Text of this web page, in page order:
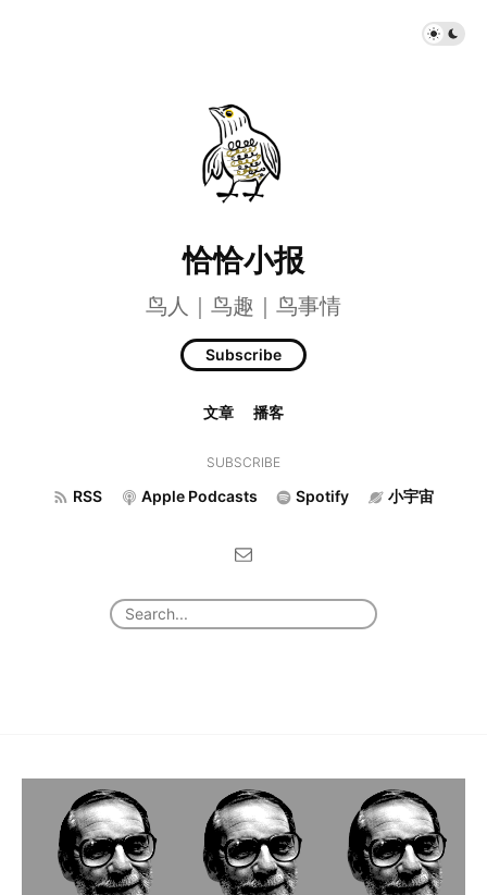
恰恰小报
鸟人｜鸟趣｜鸟事情
Subscribe
文章 播客
SUBSCRIBE
RSS Apple Podcasts Spotify 小宇宙